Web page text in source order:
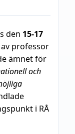
den 15-17
professor
ämnet för
och
i RÅ